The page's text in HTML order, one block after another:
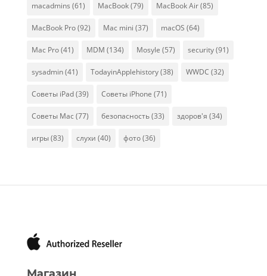
macadmins (61) MacBook(79) MacBook Air(85)
MacBook Pro(92) Mac mini (37) macOS (64)
Mac Pro(41) MDM (134) Mosyle (57) security(91)
sysadmin(41) TodayinApplehistory(38) WWDC (32)
Советы iPad(39) Советы iPhone (71)
Советы Mac (77) безопасность(33) здоров'я (34)
игры(83) слухи (40) фото(36)